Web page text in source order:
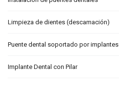
Limpieza de dientes (descamación)
Puente dental soportado por implantes
Implante Dental con Pilar